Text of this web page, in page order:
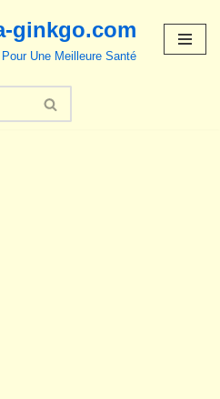
ginkgo.com
Une Meilleure Santé